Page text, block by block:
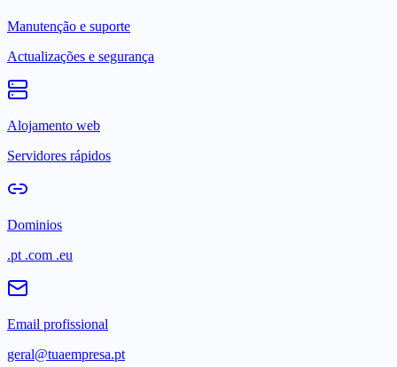
Manutenção e suporte
Actualizações e segurança
Alojamento web
Servidores rápidos
Dominios
.pt .com .eu
Email profissional
geral@tuaempresa.pt